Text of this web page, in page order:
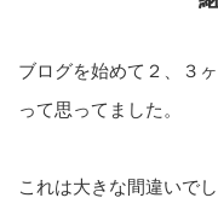
ブログを始めて２、３
って思ってました。
これは大きな間違いでし